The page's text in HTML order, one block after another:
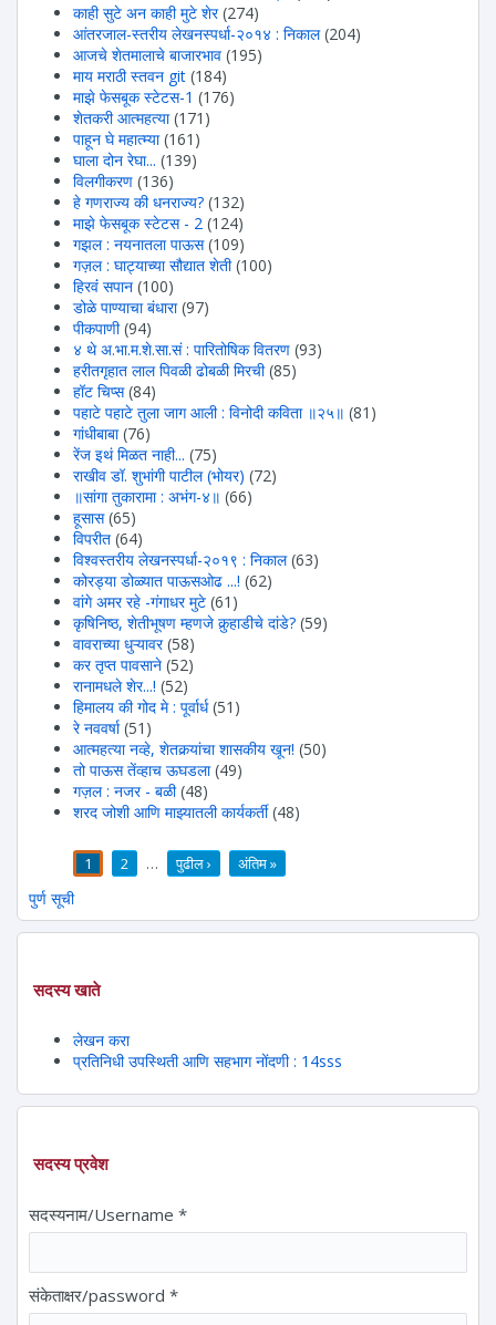
काही सुटे अन काही मुटे शेर (274)
आंतरजाल-स्तरीय लेखनस्पर्धा-२०१४ : निकाल (204)
आजचे शेतमालाचे बाजारभाव (195)
माय मराठी स्तवन git (184)
माझे फेसबूक स्टेटस-1 (176)
शेतकरी आत्महत्या (171)
पाहून घे महात्म्या (161)
घाला दोन रेघा... (139)
विलगीकरण (136)
हे गणराज्य की धनराज्य? (132)
माझे फेसबूक स्टेटस - 2 (124)
गझल : नयनातला पाऊस (109)
गज़ल : घाट्याच्या सौद्यात शेती (100)
हिरवंं सपान (100)
डोळे पाण्याचा बंधारा (97)
पीकपाणी (94)
४ थे अ.भा.म.शे.सा.सं : पारितोषिक वितरण (93)
हरीतगृहात लाल पिवळी ढोबळी मिरची (85)
हॉट चिप्स (84)
पहाटे पहाटे तुला जाग आली : विनोदी कविता ॥२५॥ (81)
गांधीबाबा (76)
रेंज इथं मिळत नाही... (75)
राखीव डॉ. शुभांगी पाटील (भोयर) (72)
॥सांगा तुकारामा : अभंग-४॥ (66)
हूसास (65)
विपरीत (64)
विश्वस्तरीय लेखनस्पर्धा-२०१९ : निकाल (63)
कोरड्या डोळ्यात पाऊसओढ ...! (62)
वांगे अमर रहे -गंगाधर मुटे (61)
कृषिनिष्ठ, शेतीभूषण म्हणजे कुर्‍हाडीचे दांडे? (59)
वावराच्या धुऱ्यावर(58)
कर तृप्त पावसाने (52)
रानामधले शेर...! (52)
हिमालय की गोद मे : पूर्वार्ध (51)
रे नववर्षा(51)
आत्महत्या नव्हे, शेतकर्‍यांचा शासकीय खून! (50)
तो पाऊस तेंव्हाच ऊघडला (49)
गज़ल : नजर - बळी (48)
शरद जोशी आणि माझ्यातली कार्यकर्ती (48)
1 2 … पुढील › अंतिम »
पुर्ण सूची
सदस्य खाते
लेखन करा
प्रतिनिधी उपस्थिती आणि सहभाग नोंदणी : 14sss
सदस्य प्रवेश
सदस्यनाम/Username *
संकेताक्षर/password *